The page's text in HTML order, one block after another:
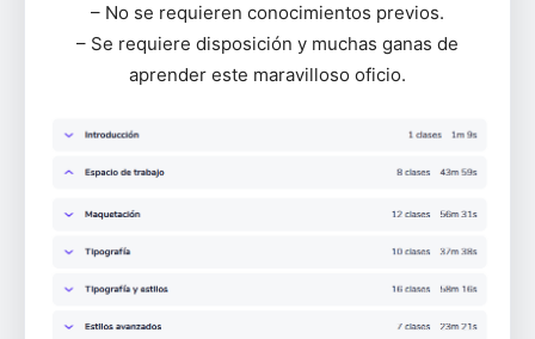
– No se requieren conocimientos previos.
– Se requiere disposición y muchas ganas de
aprender este maravilloso oficio.